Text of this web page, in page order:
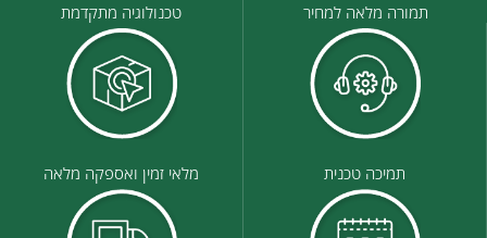
תמורה מלאה למחיר טכנולוגיה מתקדמת
תמיכה טכנית מלאי זמין ואספקה מלאה